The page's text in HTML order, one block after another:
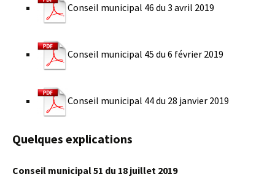
Conseil municipal 46 du 3 avril 2019
Conseil municipal 45 du 6 février 2019
Conseil municipal 44 du 28 janvier 2019
Quelques explications
Conseil municipal 51 du 18 juillet 2019